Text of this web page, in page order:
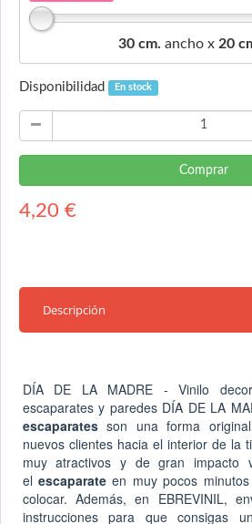
30 cm. ancho x 20
Disponibilidad En stock
Comprar
4,20 €
Descripción
DÍA DE LA MADRE - Vinilo
escaparates y paredes DÍA DE LA
escaparatesson una forma
nuevos clientes hacia el interior de la
muy atractivos y de gran impacto
el escaparateen muy pocos
colocar. Además, en EBREVINIL,
instrucciones para que consigas